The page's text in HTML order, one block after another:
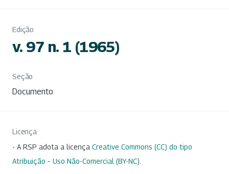
Edição
v. 97 n. 1 (1965)
Seção
Documento
Licença
- A RSP adota a licença Creative Commons (CC) do tipo
Atribuição – Uso Não-Comercial (BY-NC)